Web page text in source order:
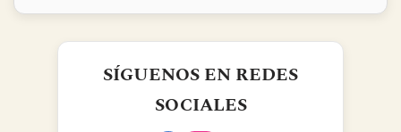
SÍGUENOS EN REDES
SOCIALES